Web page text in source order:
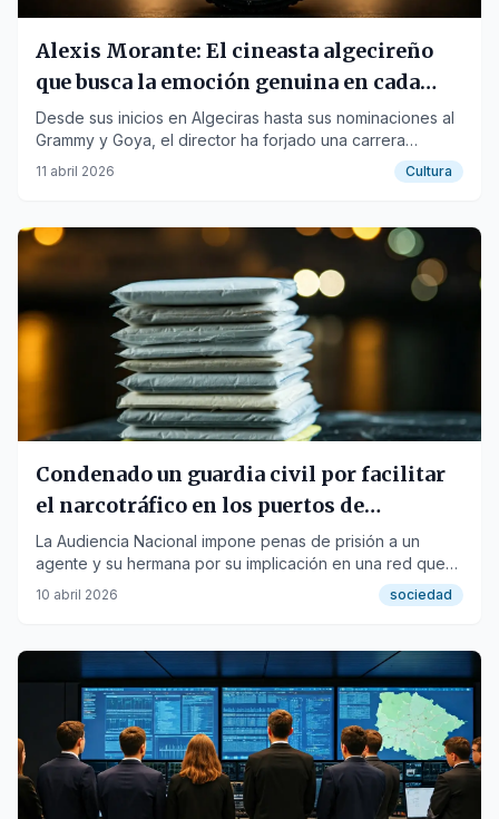
Alexis Morante: El cineasta algecireño
que busca la emoción genuina en cada
obra
Desde sus inicios en Algeciras hasta sus nominaciones al
Grammy y Goya, el director ha forjado una carrera
marcada por la autenticidad y la exploración de la
11 abril 2026 Cultura
Condenado un guardia civil por facilitar
el narcotráfico en los puertos de
Algeciras y Tarifa
La Audiencia Nacional impone penas de prisión a un
agente y su hermana por su implicación en una red que
movía cocaína, hachís y marihuana, con Marbella como
10 abril 2026 sociedad